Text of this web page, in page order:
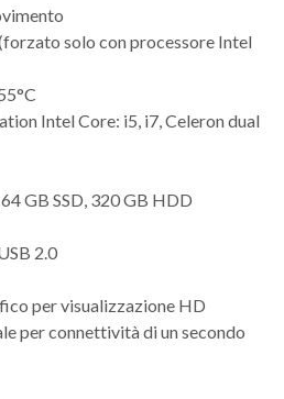
solo con processore Intel
Intel Core: i5, i7, Celeron dual
GB SSD, 320 GB HDD
2.0
per visualizzazione HD
per connettività di un secondo